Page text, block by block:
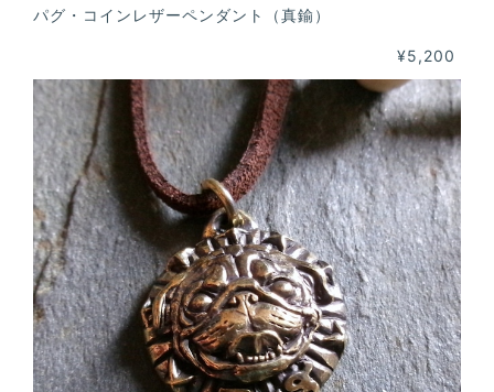
パグ・コインレザーペンダント（真鍮）
¥5,200